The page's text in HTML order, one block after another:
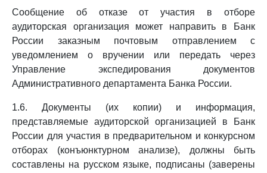
Сообщение об отказе от участия в отборе
аудиторская организация может направить в Банк
России заказным почтовым отправлением с
уведомлением о вручении или передать через
Управление экспедирования документов
Административного департамента Банка России.
1.6. Документы (их копии) и информация,
представляемые аудиторской организацией в Банк
России для участия в предварительном и конкурсном
отборах (конъюнктурном анализе), должны быть
составлены на русском языке, подписаны (заверены